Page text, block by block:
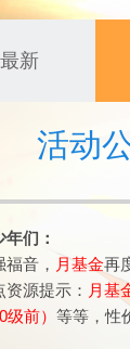
最新
活动
们：
音， 月基金再
源提示： 月基
前） 等等，性